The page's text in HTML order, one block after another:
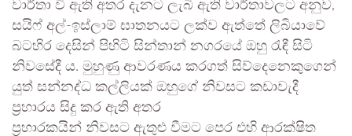
වාර්තා වී ඇති අතර දැනට ලැබී ඇති වාර්තාවලට අනුව,
සයිෆ් අල්-ඉස්ලාම් ඝාතනයට ලක්ව ඇත්තේ ලිබියාවේ
බටහිර දෙසින් පිහිටි සින්තාන් නගරයේ ඔහු රැඳී සිටි
නිවසේදී ය. මුහුණු ආවරණය කරගත් සිව්දෙනෙකුගෙන්
යුත් සන්නද්ධ කල්ලියක් ඔහුගේ නිවසට කඩාවැදී
ප්‍රහාරය සිදු කර ඇති අතර
ප්‍රහාරකයින් නිවසට ඇතුළු වීමට පෙර එහි ආරක්ෂිත